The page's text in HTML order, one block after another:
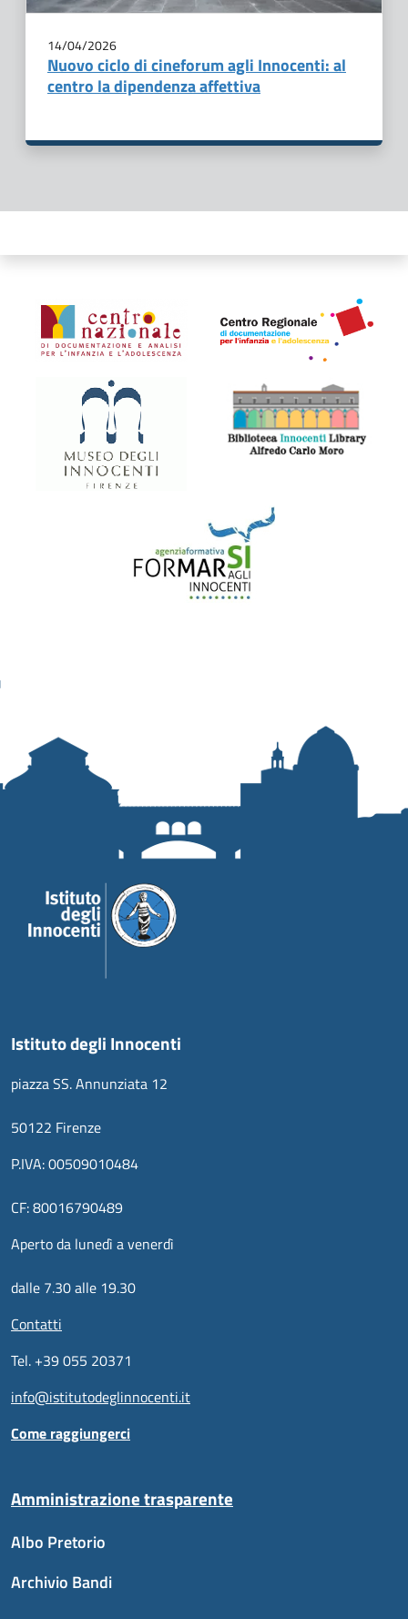
14/04/2026
Nuovo ciclo di cineforum agli Innocenti: al
centro la dipendenza affettiva
Organismi collegati
Istituto degli Innocenti
piazza SS. Annunziata 12
50122 Firenze
P.IVA: 00509010484
CF: 80016790489
Aperto da lunedì a venerdì
dalle 7.30 alle 19.30
Contatti
Tel. +39 055 20371
info@istitutodeglinnocenti.it
Come raggiungerci
Amministrazione trasparente
Albo Pretorio
Archivio Bandi